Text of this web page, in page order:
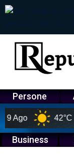
Persone
42°C
Business